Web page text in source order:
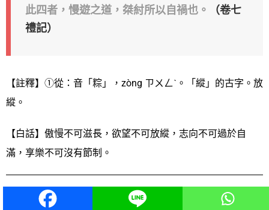
此四者，慢遊之道，桀紂所以自禍也。
（卷七
禮記）
【註釋】①從：音「粽」，zòng ㄗㄨㄥˋ。「縱」的古字。放
縱。
【白話】傲慢不可滋長，欲望不可放縱，志向不可過於自
滿，享樂不可沒有節制。
蓋①明者遠見於未萌，知②者避危於無形，禍固